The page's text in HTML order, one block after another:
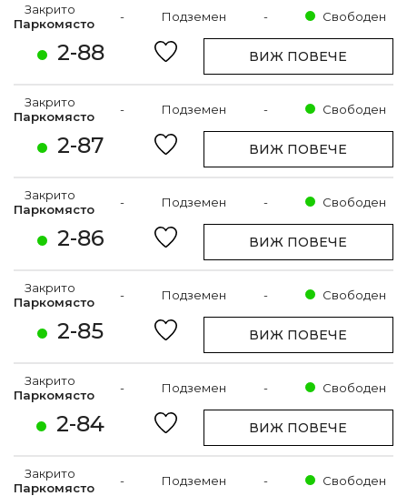
2-88
Закрито
Паркомясто
- Подземен - Свободен
ВИЖ ПОВЕЧЕ
2-87
Закрито
Паркомясто
- Подземен - Свободен
ВИЖ ПОВЕЧЕ
2-86
Закрито
Паркомясто
- Подземен - Свободен
ВИЖ ПОВЕЧЕ
2-85
Закрито
Паркомясто
- Подземен - Свободен
ВИЖ ПОВЕЧЕ
2-84
Закрито
Паркомясто
- Подземен - Свободен
ВИЖ ПОВЕЧЕ
Закрито
Паркомясто
- Подземен - Свободен